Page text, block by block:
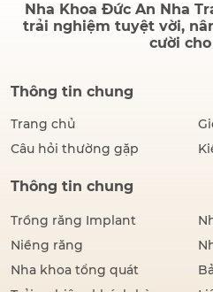
Nha Khoa Đức An Nha
trải nghiệm tuyệt vời,
cười
Thông tin chung
Trang chủ
Câu hỏi thường gặp
Thông tin chung
Trồng răng Implant
Niềng răng
Nha khoa tổng quát